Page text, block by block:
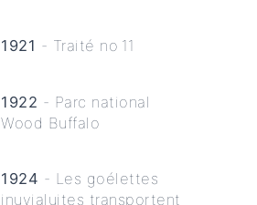
1921 - Traité no 11
1922 - Parc national
Wood Buffalo
1924 - Les goélettes
inuvialuites transportent